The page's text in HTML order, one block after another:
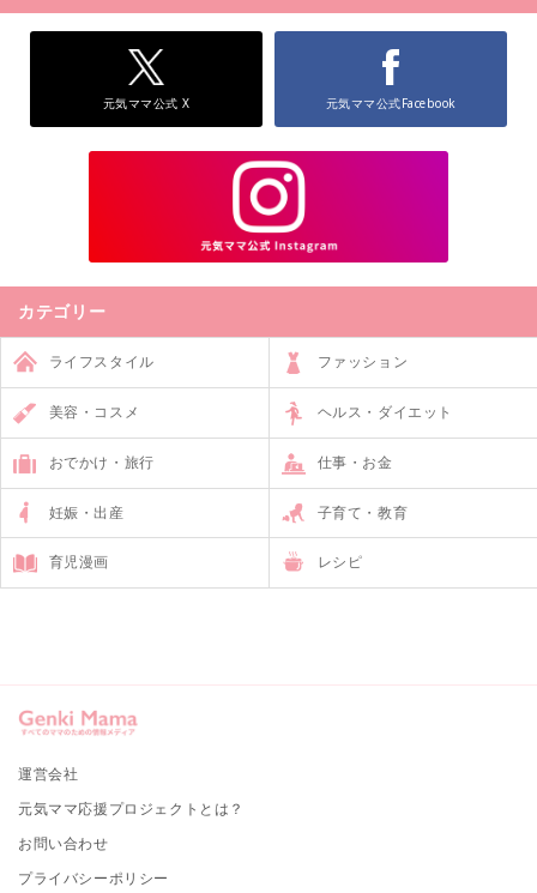
元気ママ公式 X 元気ママ公式Facebook
カテゴリー
ライフスタイル ファッション
美容・コスメ ヘルス・ダイエット
おでかけ・旅行 仕事・お金
妊娠・出産 子育て・教育
育児漫画 レシピ
運営会社
元気ママ応援プロジェクトとは？
お問い合わせ
プライバシーポリシー